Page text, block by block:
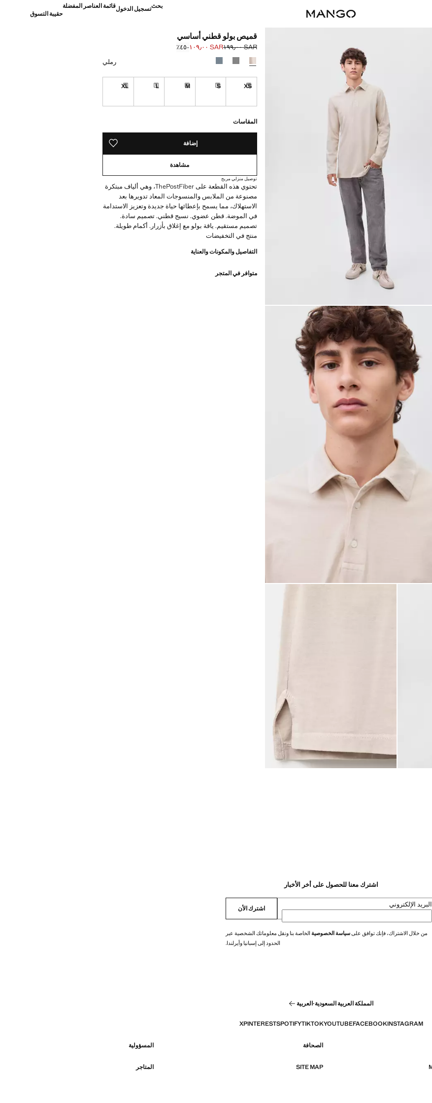
بحثتسجيل الدخولقائمة العناصر المفضلة
حقيبة التسوق
قميص بولو قطني أساسي
السعر الأول محذوف [SAR ١٩٩٫٠٠ ]
SAR ١٩٩٫٠٠
السعر الحالي [SAR ١٠٩٫٠٠ ]SAR ١٠٩٫٠٠
؜-٤٥٪؜
حدد اللون
رملي
XS
توصيل خلال مدة تتراوح بين 10 و 15 أيام عمل
S
M
L
XL
المقاسات
إضافة حفظه في قائمة منتجاتك المفضلة
مشاهدة
توصيل منزلي مريح
تحتوي هذه القطعة على ThePostFiber، وهي ألياف مبتكرة
مصنوعة من الملابس والمنسوجات المعاد تدويرها بعد
الاستهلاك، مما يسمح بإعطائها حياة جديدة وتعزيز الاستدامة
في الموضة. قطن عضوي. نسيج قطني. تصميم سادة.
تصميم مستقيم. ياقة بولو مع إغلاق بأزرار. أكمام طويلة.
منتج في التخفيضات
التفاصيل والمكونات والعناية
متوافر في المتجر
اشترك معنا للحصول على أخر الأخبار
البريد الإلكتروني اشترك الأن
من خلال الاشتراك، فإنك توافق علىسياسة الخصوصية الخاصة بنا ونقل معلوماتك الشخصية عبر
الحدود إلى إسبانيا وأيرلندا.
المملكة العربية السعودية·العربية
INSTAGRAM
FACEBOOK
YOUTUBE
TIKTOK
SPOTIFY
PINTEREST
X
الصحافة المسؤولية
SITE MAP المتاجر